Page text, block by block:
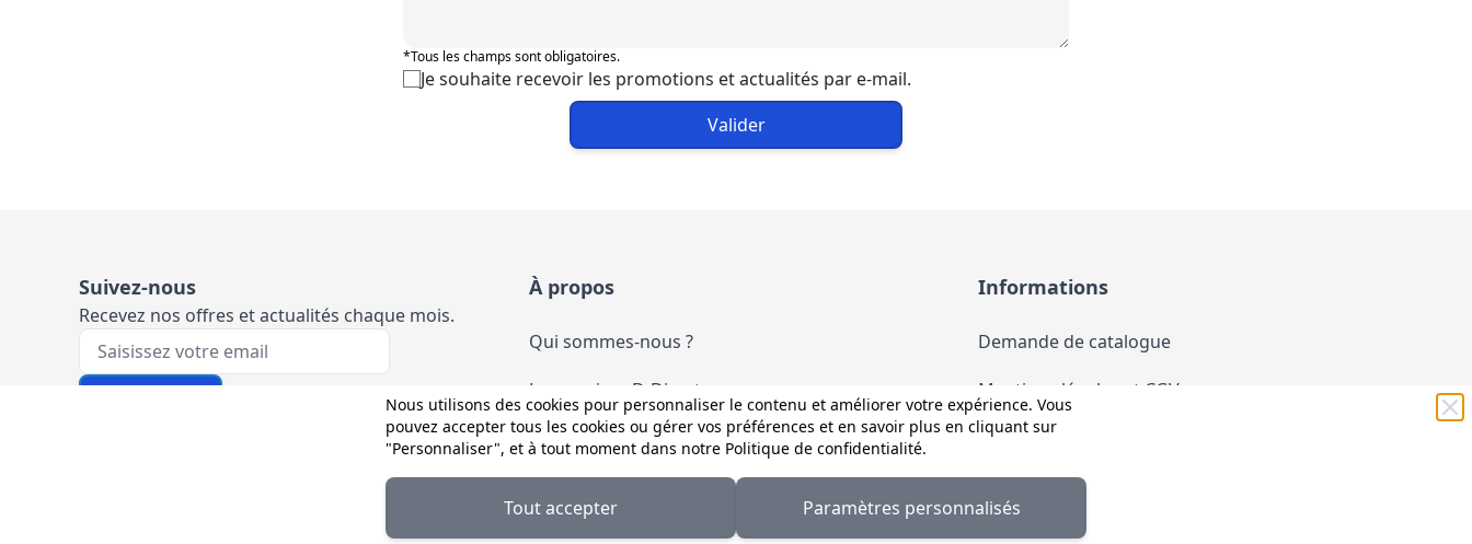
Nous utilisons des cookies pour personnaliser le contenu et améliorer votre expérience. Vous
pouvez accepter tous les cookies ou gérer vos préférences et en savoir plus en cliquant sur
"Personnaliser", et à tout moment dans notre Politique de confidentialité.
Tout accepter Paramètres personnalisés
*Tous les champs sont obligatoires.
Je souhaite recevoir les promotions et actualités par e-mail.
Valider
Suivez-nous
Recevez nos offres et actualités chaque mois.
Votre e-mail
À propos
Qui sommes-nous ?
Les services D-Direct
Nous contacter
Informations
Demande de catalogue
Mentions légales et CGV
Conditions générales d'utilisation (CGU)
Politique de confidentialité
© 2025 D-Direct. Tous droits réservés par Wetrust.es